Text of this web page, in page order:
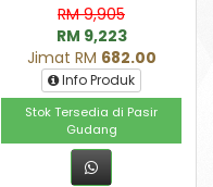
RM 9,905
RM 9,223
Jimat RM 682.00
Info Produk
Stok Tersedia di Pasir
Gudang